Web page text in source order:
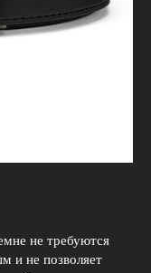
не требуются
и не позволяет